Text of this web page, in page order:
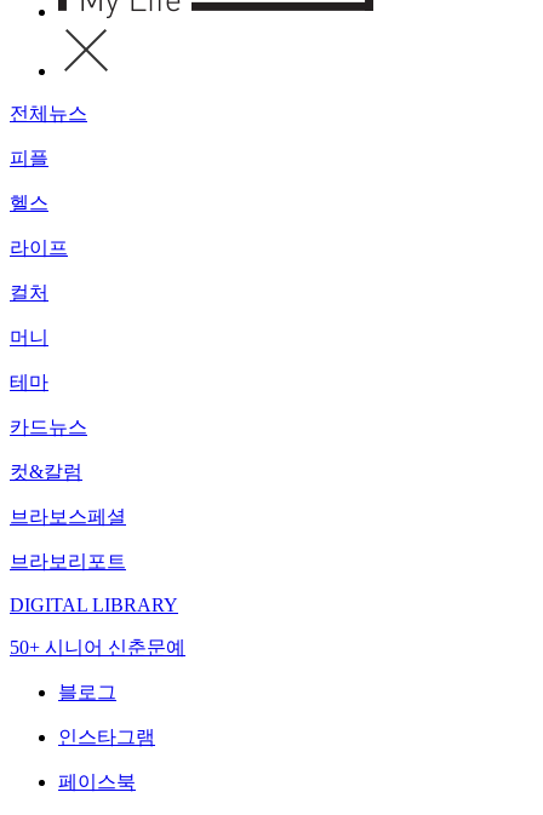
전체뉴스
피플
헬스
라이프
컬처
머니
테마
카드뉴스
컷&칼럼
브라보스페셜
브라보리포트
DIGITAL LIBRARY
50+ 시니어 신춘문예
블로그
인스타그램
페이스북